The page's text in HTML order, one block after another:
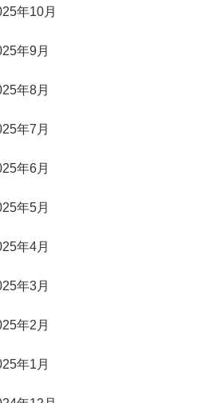
年10月
年9月
年8月
年7月
年6月
年5月
年4月
年3月
年2月
年1月